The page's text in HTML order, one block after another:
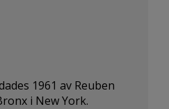
1961 av Reuben
i New York.